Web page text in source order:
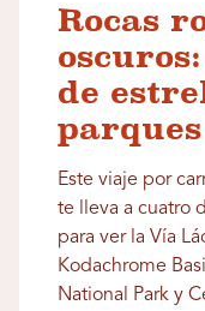
Rocas
de
Este viaje por
te lleva a cuatro
para ver la Vía
Kodachrome
National Park y